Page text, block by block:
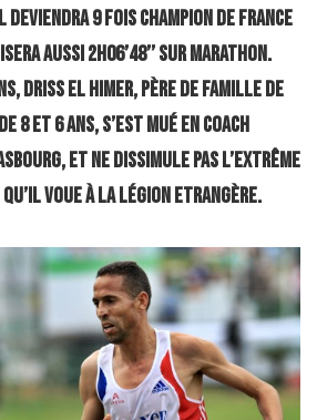
9 fois champion de France
aussi 2h06’48’’ sur marathon.
Driss El Himer, père de famille de
8 et 6 ans, s’est mué en coach
et ne dissimule pas l’extrême
voue à la Légion Etrangère.